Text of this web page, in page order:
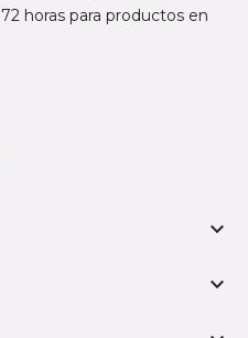
horas para productos en
keyboard_arrow_down
keyboard_arrow_down